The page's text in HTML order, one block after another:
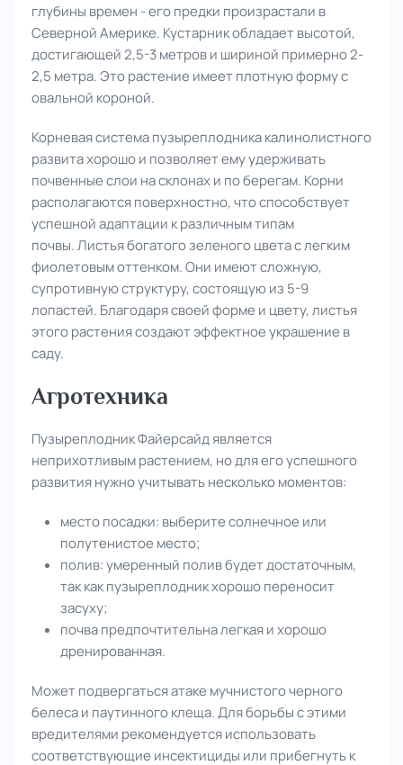
глубины времен - его предки произрастали в
Северной Америке. Кустарник обладает высотой,
достигающей 2,5-3 метров и шириной примерно 2-
2,5 метра. Это растение имеет плотную форму с
овальной короной.
Корневая система пузыреплодника калинолистного
развита хорошо и позволяет ему удерживать
почвенные слои на склонах и по берегам. Корни
располагаются поверхностно, что способствует
успешной адаптации к различным типам
почвы. Листья богатого зеленого цвета с легким
фиолетовым оттенком. Они имеют сложную,
супротивную структуру, состоящую из 5-9
лопастей. Благодаря своей форме и цвету, листья
этого растения создают эффектное украшение в
саду.
Агротехника
Пузыреплодник Файерсайд является
неприхотливым растением, но для его успешного
развития нужно учитывать несколько моментов:
место посадки: выберите солнечное или
полутенистое место;
полив: умеренный полив будет достаточным,
так как пузыреплодник хорошо переносит
засуху;
почва предпочтительна легкая и хорошо
дренированная.
Может подвергаться атаке мучнистого черного
белеса и паутинного клеща. Для борьбы с этими
вредителями рекомендуется использовать
соответствующие инсектициды или прибегнуть к